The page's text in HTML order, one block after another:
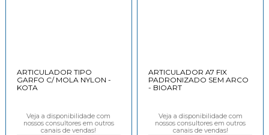
ARTICULADOR TIPO
GARFO C/ MOLA NYLON -
KOTA
Veja a disponibilidade com
nossos consultores em outros
canais de vendas!
ARTICULADOR A7 FIX
PADRONIZADO SEM ARCO
- BIOART
Veja a disponibilidade com
nossos consultores em outros
canais de vendas!